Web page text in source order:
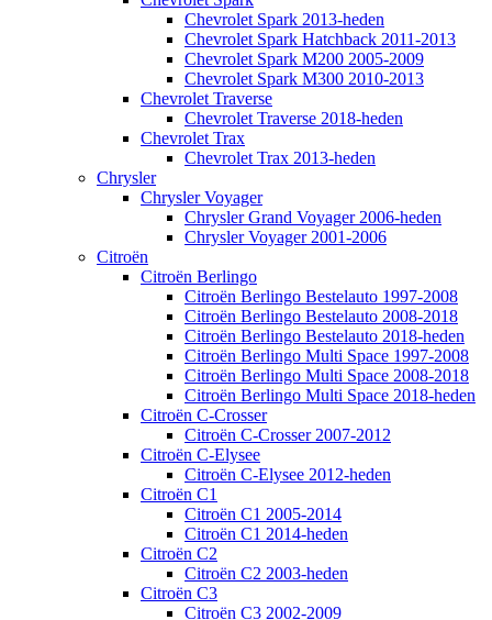
Chevrolet Spark 2013-heden
Chevrolet Spark Hatchback 2011-2013
Chevrolet Spark M200 2005-2009
Chevrolet Spark M300 2010-2013
Chevrolet Traverse
Chevrolet Traverse 2018-heden
Chevrolet Trax
Chevrolet Trax 2013-heden
Chrysler
Chrysler Voyager
Chrysler Grand Voyager 2006-heden
Chrysler Voyager 2001-2006
Citroën
Citroën Berlingo
Citroën Berlingo Bestelauto 1997-2008
Citroën Berlingo Bestelauto 2008-2018
Citroën Berlingo Bestelauto 2018-heden
Citroën Berlingo Multi Space 1997-2008
Citroën Berlingo Multi Space 2008-2018
Citroën Berlingo Multi Space 2018-heden
Citroën C-Crosser
Citroën C-Crosser 2007-2012
Citroën C-Elysee
Citroën C-Elysee 2012-heden
Citroën C1
Citroën C1 2005-2014
Citroën C1 2014-heden
Citroën C2
Citroën C2 2003-heden
Citroën C3
Citroën C3 2002-2009